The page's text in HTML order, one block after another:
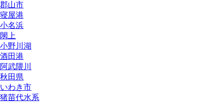
郡山市
寝屋港
小名浜
閖上
小野川湖
酒田港
阿武隈川
秋田県
いわき市
猪苗代水系